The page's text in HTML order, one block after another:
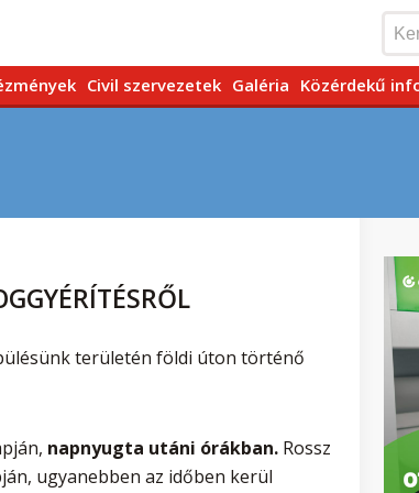
Civil szervezetek Galéria Közérdekű
területén földi úton történő
napnyugta utáni órákban. Rossz
ugyanebben az időben kerül